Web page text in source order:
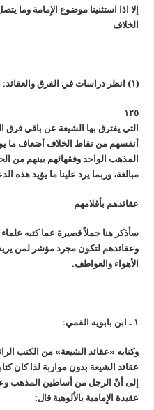
إلا اذا استثنينا موضوع الإِمامة وما
الخلاف
(١) انظر دراسات في الفرق والعقائد: ص٣٠.
١٢٥
التي يفترق بها الشيعة عن باقي فرق
أنفسهم من نقاط الخلاف أضعاف ما
المذهب الواحد وفقهائهم بينهم من
مبالغة، وربما يرد علينا ما يؤيد
عقائدهم بأقلامهم
سأذكر هنا جملاً قصيرة عما كتبه
وعقائدهم لتكون مجرد مؤشر لمن
الأهواء والعواطف.
١ ـ ابن بابويه القمي:
وكتابه «عقائد الشيعة» من الكتب
عقائد الشيعة بدون مواربة لذا كان
إلى أنّ الرجل من أساطين المذهب
عقيدة الإِمامية بالاُلوهية قال: